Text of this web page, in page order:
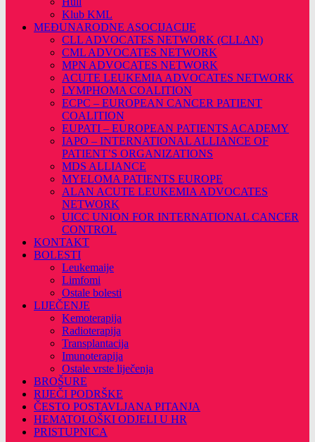
Klub KML
MEĐUNARODNE ASOCIJACIJE
CLL ADVOCATES NETWORK (CLLAN)
CML ADVOCATES NETWORK
MPN ADVOCATES NETWORK
ACUTE LEUKEMIA ADVOCATES NETWORK
LYMPHOMA COALITION
ECPC – EUROPEAN CANCER PATIENT
COALITION
EUPATI – EUROPEAN PATIENTS ACADEMY
IAPO – INTERNATIONAL ALLIANCE OF
PATIENT’S ORGANIZATIONS
MDS ALLIANCE
MYELOMA PATIENTS EUROPE
ALAN ACUTE LEUKEMIA ADVOCATES
NETWORK
UICC UNION FOR INTERNATIONAL CANCER
CONTROL
KONTAKT
BOLESTI
Leukemaije
Limfomi
Ostale bolesti
LIJEČENJE
Kemoterapija
Radioterapija
Transplantacija
Imunoterapija
Ostale vrste liječenja
BROŠURE
RIJEČI PODRŠKE
ČESTO POSTAVLJANA PITANJA
HEMATOLOŠKI ODJELI U HR
PRISTUPNICA